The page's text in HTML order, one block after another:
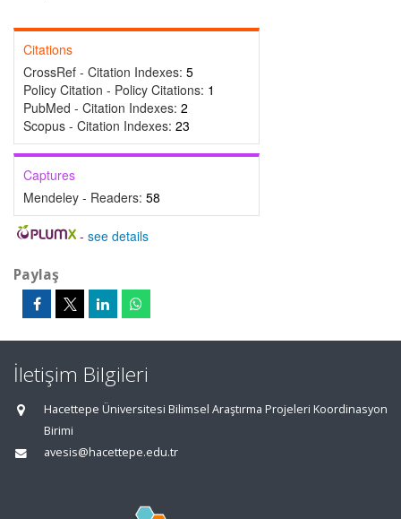
Citations
CrossRef - Citation Indexes: 5
Policy Citation - Policy Citations: 1
PubMed - Citation Indexes: 2
Scopus - Citation Indexes: 23
Captures
Mendeley - Readers: 58
- see details
Paylaş
İletişim Bilgileri
Hacettepe Üniversitesi Bilimsel Araştırma Projeleri Koordinasyon
Birimi
avesis@hacettepe.edu.tr